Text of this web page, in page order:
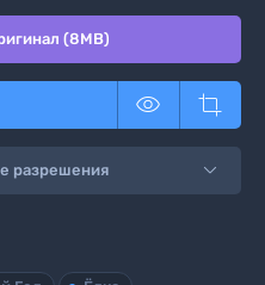
(8MB)
 
разрешения